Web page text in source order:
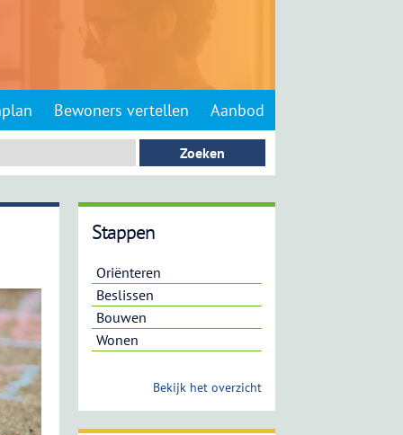
Bewoners vertellen Aanbod
Stappen
Oriënteren
Beslissen
Bouwen
Wonen
Bekijk het overzicht